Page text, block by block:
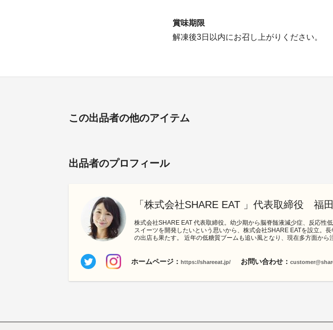
賞味期限
解凍後3日以内にお召し上がりください。
この出品者の他のアイテム
出品者のプロフィール
「株式会社SHARE EAT 」代表取締役 福
株式会社SHARE EAT 代表取締役。幼少期から脳脊髄液減少症、反応
スイーツを開発したいという思いから、株式会社SHARE EATを設立。
の出店も果たす。 近年の低糖質ブームも追い風となり、現在多方面から
ホームページ： https://shareeat.jp/ お問い合わせ：